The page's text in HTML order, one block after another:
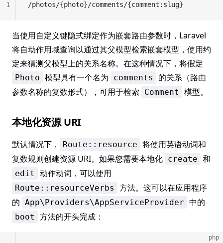
/photos/{photo}/comments/{comment:slug}
1
当使用自定义键隐式绑定作为嵌套路由参数时，Laravel
将自动作用域查询以通过其父模型检索嵌套模型，使用约
定来猜测父模型上的关系名称。在这种情况下，将假定
Photo 模型具有一个名为 comments
的关系（路由
参数名称的复数形式），可用于检索
Comment 模型。
本地化资源 URI
默认情况下， Route::resource 将使用英语动词和
复数规则创建资源 URI。如果您需要本地化 create 和
edit 动作动词，可以使用
Route::resourceVerbs
方法。这可以在应用程序
的 App\Providers\AppServiceProvider 中的
boot 方法的开头完成：
php